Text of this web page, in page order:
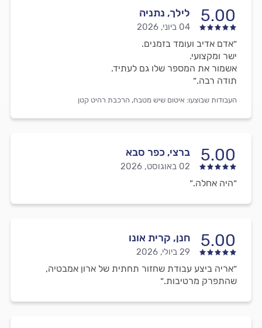
5.00 לילך, נתניה
04 ביוני, 2026
״אדם אדיב ועומד בזמנים.
ישר ומקצועי.
אשמור את המספר שלו גם לעתיד.
תודה רבה.״
העבודות שבוצעו: איטום שיש מטבח, הרכבת רהיט קטן
5.00 ברצי, כפר סבא
02 באוגוסט, 2026
״היה אחלה.״
5.00 חנן, קרית אונו
29 ביולי, 2026
״אריה ביצע עבודת שחזור תחתית של ארון אמבטיה,
שהתפרק מרטיבות.״